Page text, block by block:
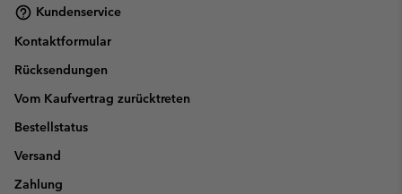
Kundenservice
Kontaktformular
Rücksendungen
Vom Kaufvertrag zurücktreten
Bestellstatus
Versand
Zahlung